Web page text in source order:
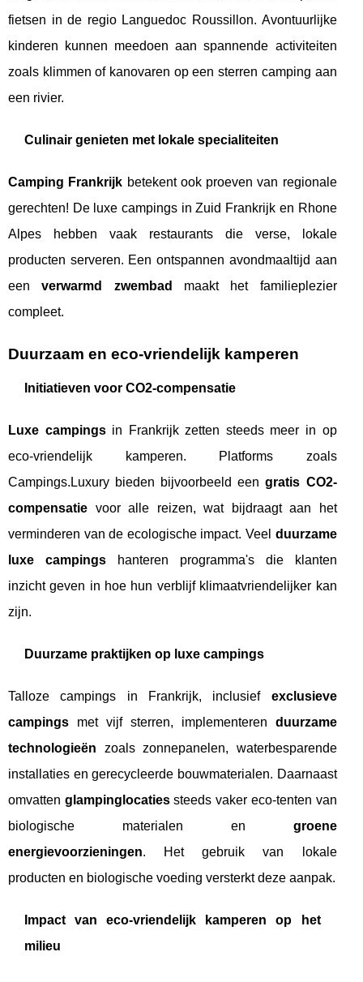
fietsen in de regio Languedoc Roussillon. Avontuurlijke
kinderen kunnen meedoen aan spannende activiteiten
zoals klimmen of kanovaren op een sterren camping aan
een rivier.
Culinair genieten met lokale specialiteiten
Camping Frankrijk betekent ook proeven van regionale
gerechten! De luxe campings in Zuid Frankrijk en Rhone
Alpes hebben vaak restaurants die verse, lokale
producten serveren. Een ontspannen avondmaaltijd aan
eenverwarmd zwembad
maakt het familieplezier
compleet.
Duurzaam en eco-vriendelijk kamperen
Initiatieven voor CO2-compensatie
Luxe campingsin Frankrijk zetten steeds meer in op
eco-vriendelijk kamperen. Platforms zoals
Campings.Luxury bieden bijvoorbeeld eengratis CO2-
compensatie voor alle reizen, wat bijdraagt aan het
verminderen van de ecologische impact. Veel duurzame
luxe campingshanteren programma's die klanten
inzicht geven in hoe hun verblijf klimaatvriendelijker kan
zijn.
Duurzame praktijken op luxe campings
Talloze campings in Frankrijk, inclusief exclusieve
campings met vijf sterren, implementeren duurzame
technologieën zoals zonnepanelen, waterbesparende
installaties en gerecycleerde bouwmaterialen. Daarnaast
omvatten glampinglocatiessteeds vaker eco-tenten van
biologische materialen en groene
energievoorzieningen. Het gebruik van lokale
producten en biologische voeding versterkt deze aanpak.
Impact van eco-vriendelijk kamperen op het
milieu